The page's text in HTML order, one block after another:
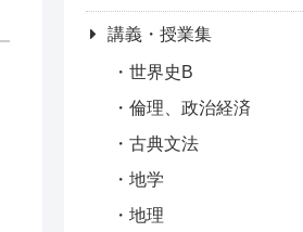
講義・授業集
世界史B
倫理、政治経済
古典文法
地学
地理